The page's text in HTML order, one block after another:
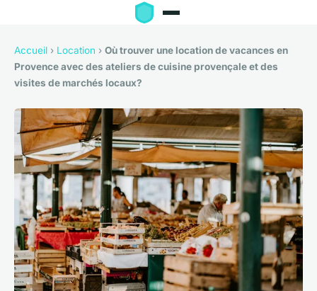
Accueil › Location › Où trouver une location de vacances en
Provence avec des ateliers de cuisine provençale et des
visites de marchés locaux?